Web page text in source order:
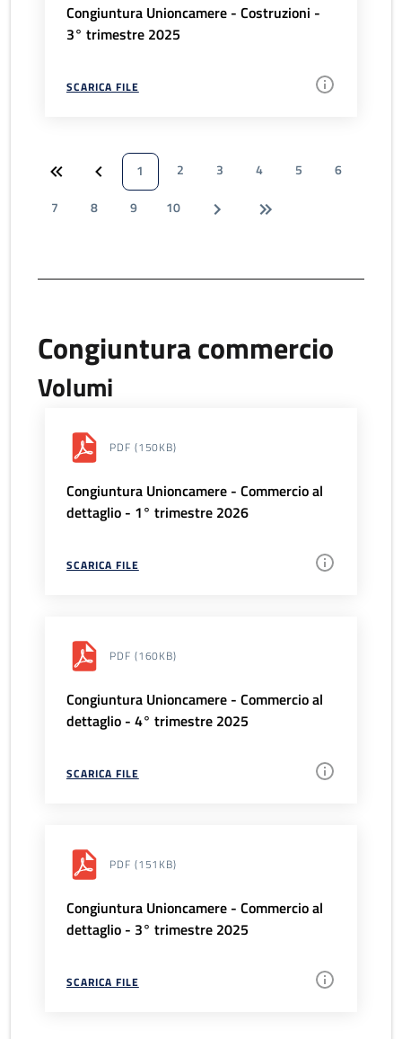
Congiuntura Unioncamere - Costruzioni -
3° trimestre 2025
SCARICA FILE
1 2 3 4 5
6
7
8 9 10
Congiuntura commercio
Volumi
PDF (150KB)
Congiuntura Unioncamere - Commercio al
dettaglio - 1° trimestre 2026
SCARICA FILE
PDF (160KB)
Congiuntura Unioncamere - Commercio al
dettaglio - 4° trimestre 2025
SCARICA FILE
PDF (151KB)
Congiuntura Unioncamere - Commercio al
dettaglio - 3° trimestre 2025
SCARICA FILE